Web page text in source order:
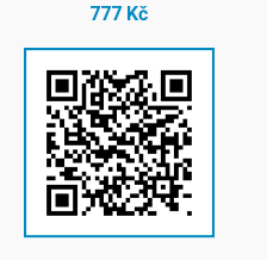
777 Kč